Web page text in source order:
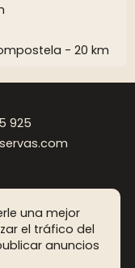
una mejor
el tráfico del
anuncios
- 20 km
925
de cookies FAQ Blog
Todos los